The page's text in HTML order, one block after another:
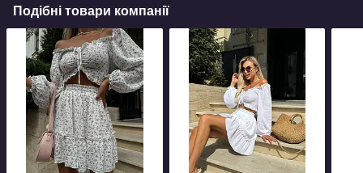
Подібні товари компанії